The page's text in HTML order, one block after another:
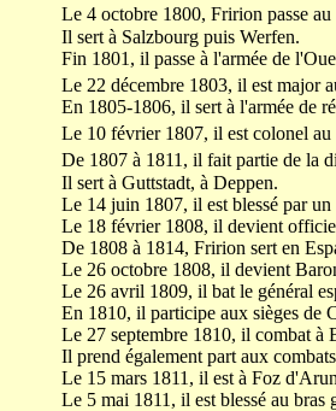
Le 4 octobre 1800, Fririon passe au
Il sert à Salzbourg puis Werfen.
Fin 1801, il passe à l'armée de
Le 22 décembre 1803, il est major
En 1805-1806, il sert à l'armée de
Le 10 février 1807, il est colonel au
De 1807 à 1811, il fait partie de la
Il sert à Guttstadt, à Deppen.
Le 14 juin 1807, il est blessé par
Le 18 février 1808, il devient
De 1808 à 1814, Fririon sert en
Le 26 octobre 1808, il devient
Le 26 avril 1809, il bat le général
En 1810, il participe aux sièges de
Le 27 septembre 1810, il combat à
Il prend également part aux
Le 15 mars 1811, il est à Foz
Le 5 mai 1811, il est blessé au bras